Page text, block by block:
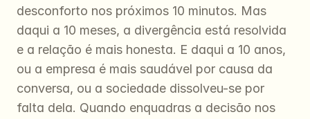
desconforto nos próximos 10 minutos. Mas
daqui a 10 meses, a divergência está resolvida
e a relação é mais honesta. E daqui a 10 anos,
ou a empresa é mais saudável por causa da
conversa, ou a sociedade dissolveu-se por
falta dela. Quando enquadras a decisão nos